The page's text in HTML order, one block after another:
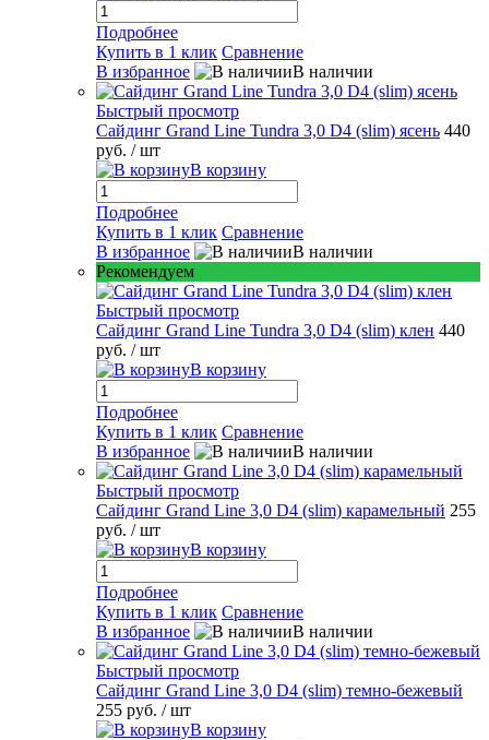
Подробнее
Купить в 1 клик Сравнение
В избранное
В наличии
Быстрый просмотр
Сайдинг Grand Line Tundra 3,0 D4 (slim) ясень 440
руб. / шт
В корзину
Подробнее
Купить в 1 клик Сравнение
В избранное
В наличии
Рекомендуем
Быстрый просмотр
Сайдинг Grand Line Tundra 3,0 D4 (slim) клен 440
руб. / шт
В корзину
Подробнее
Купить в 1 клик Сравнение
В избранное
В наличии
Быстрый просмотр
Сайдинг Grand Line 3,0 D4 (slim) карамельный 255
руб. / шт
В корзину
Подробнее
Купить в 1 клик Сравнение
В избранное
В наличии
Быстрый просмотр
Сайдинг Grand Line 3,0 D4 (slim) темно-бежевый
255 руб. / шт
В корзину